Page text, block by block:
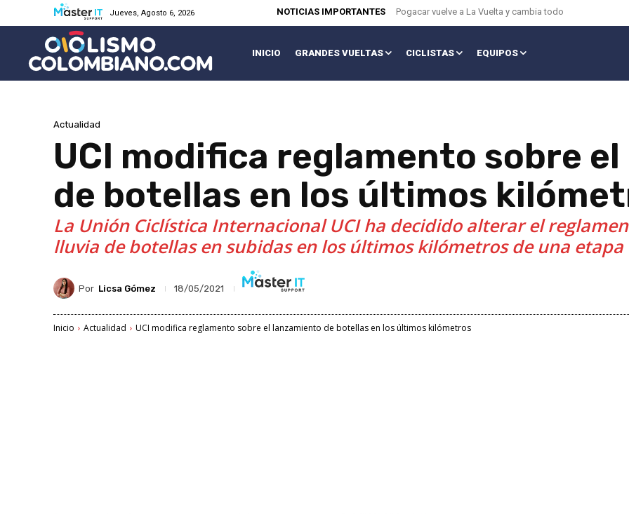
Jueves, Agosto 6, 2026 NOTICIAS IMPORTANTES Pogacar vuelve a La Vuelta y cambia todo
INICIO GRANDES VUELTAS CICLISTAS EQUIPOS
Actualidad
UCI modifica reglamento sobre
de botellas en los últimos
La Unión Ciclística Internacional UCI ha decidido alterar el
lluvia de botellas en subidas en los últimos kilómetros de una etapa
Por Licsa Gómez 18/05/2021
Inicio Actualidad UCI modifica reglamento sobre el lanzamiento de botellas en los últimos kilómetros